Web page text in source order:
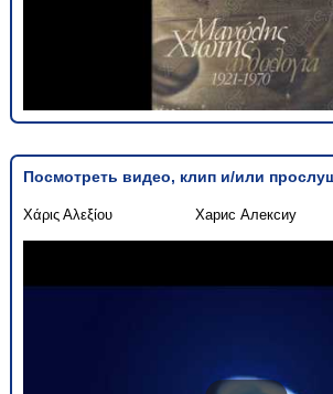
Посмотреть видео, клип и/или
Χάρις Αλεξίου Харис Алексиу